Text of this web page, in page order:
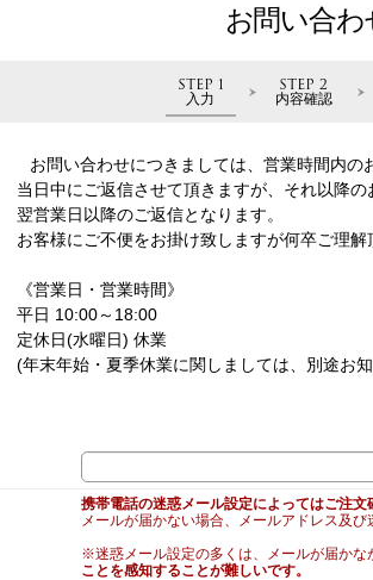
お問い合わ
STEP 1
入力
STEP 2
内容確認
お問い合わせにつきましては、営業時間内の
当日中にご返信させて頂きますが、それ以降の
翌営業日以降のご返信となります。
お客様にご不便をお掛け致しますが何卒ご理解
《営業日・営業時間》
平日 10:00～18:00
定休日(水曜日) 休業
(年末年始・夏季休業に関しましては、別途お
携帯電話の迷惑メール設定によってはご注文
メールが届かない場合、メールアドレス及
※迷惑メール設定の多くは、メールが届かな
ことを感知することが難しいです。